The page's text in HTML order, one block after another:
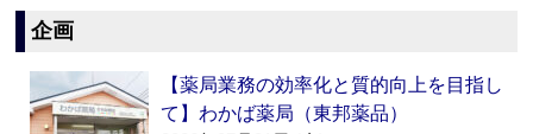
企画
【薬局業務の効率化と質的向上を目指し
て】わかば薬局（東邦薬品）